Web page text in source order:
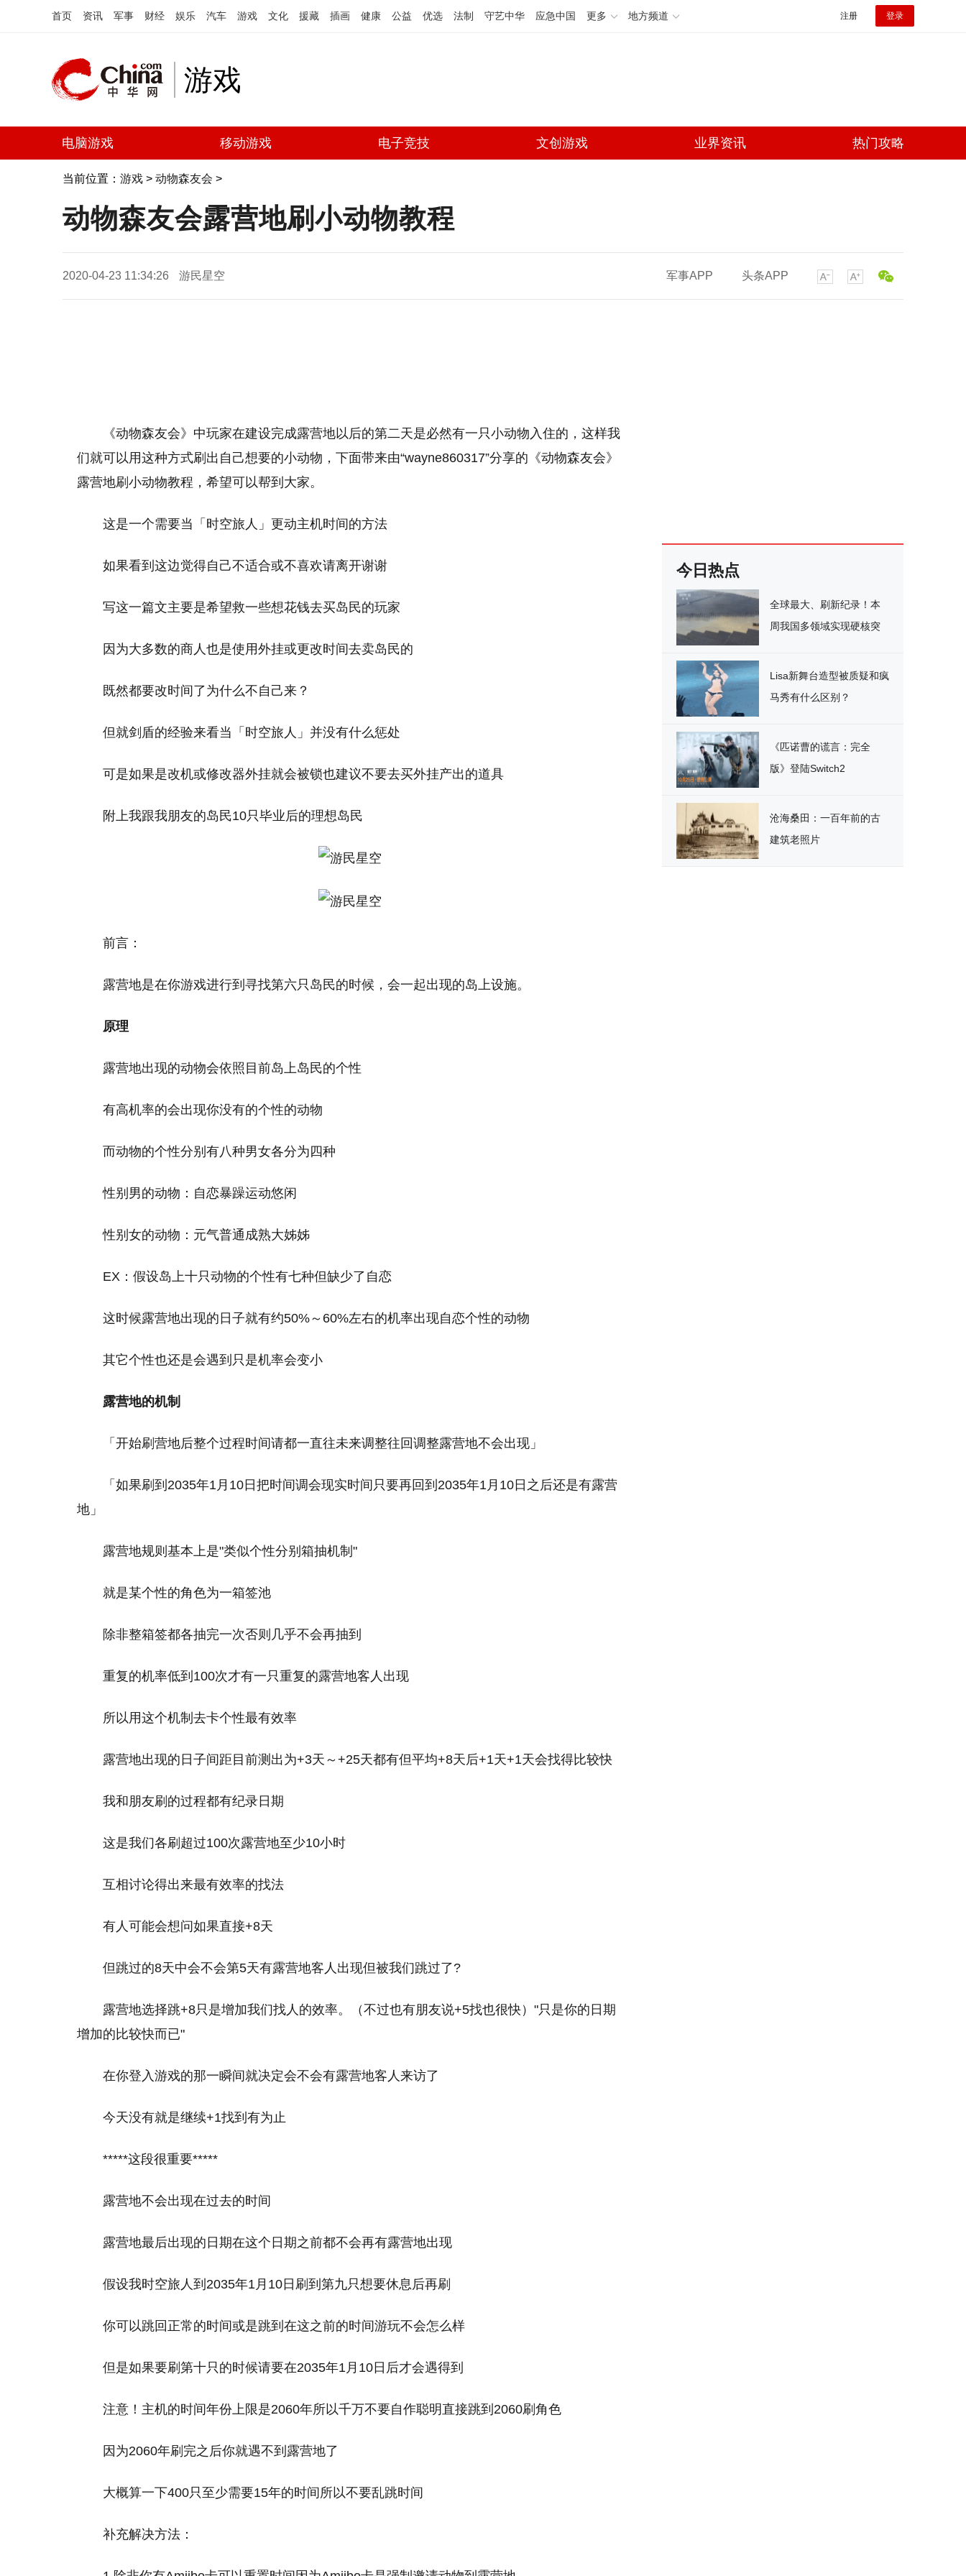
首页 资讯 军事 财经 娱乐 汽车 游戏 文化 援藏 插画 健康 公益 优选 法制 守艺中华 应急中国 更多 地方频道 注册 登录
游戏
电脑游戏 移动游戏 电子竞技 文创游戏 业界资讯 热门攻略
当前位置： 游戏 > 动物森友会 >
动物森友会露营地刷小动物教程
2020-04-23 11:34:26 游民星空 军事APP 头条APP
《动物森友会》中玩家在建设完成露营地以后的第二天是必然有一只小动物入住的，这样我
们就可以用这种方式刷出自己想要的小动物，下面带来由“wayne860317”分享的《动物森友会》
露营地刷小动物教程，希望可以帮到大家。
这是一个需要当「时空旅人」更动主机时间的方法
如果看到这边觉得自己不适合或不喜欢请离开谢谢
写这一篇文主要是希望救一些想花钱去买岛民的玩家
因为大多数的商人也是使用外挂或更改时间去卖岛民的
既然都要改时间了为什么不自己来？
但就剑盾的经验来看当「时空旅人」并没有什么惩处
可是如果是改机或修改器外挂就会被锁也建议不要去买外挂产出的道具
附上我跟我朋友的岛民10只毕业后的理想岛民
前言：
露营地是在你游戏进行到寻找第六只岛民的时候，会一起出现的岛上设施。
原理
露营地出现的动物会依照目前岛上岛民的个性
有高机率的会出现你没有的个性的动物
而动物的个性分别有八种男女各分为四种
性别男的动物：自恋暴躁运动悠闲
性别女的动物：元气普通成熟大姊姊
EX：假设岛上十只动物的个性有七种但缺少了自恋
这时候露营地出现的日子就有约50%～60%左右的机率出现自恋个性的动物
其它个性也还是会遇到只是机率会变小
露营地的机制
「开始刷营地后整个过程时间请都一直往未来调整往回调整露营地不会出现」
「如果刷到2035年1月10日把时间调会现实时间只要再回到2035年1月10日之后还是有露营
地」
露营地规则基本上是"类似个性分别箱抽机制"
就是某个性的角色为一箱签池
除非整箱签都各抽完一次否则几乎不会再抽到
重复的机率低到100次才有一只重复的露营地客人出现
所以用这个机制去卡个性最有效率
露营地出现的日子间距目前测出为+3天～+25天都有但平均+8天后+1天+1天会找得比较快
我和朋友刷的过程都有纪录日期
这是我们各刷超过100次露营地至少10小时
互相讨论得出来最有效率的找法
有人可能会想问如果直接+8天
但跳过的8天中会不会第5天有露营地客人出现但被我们跳过了?
露营地选择跳+8只是增加我们找人的效率。（不过也有朋友说+5找也很快）"只是你的日期
增加的比较快而已"
在你登入游戏的那一瞬间就决定会不会有露营地客人来访了
今天没有就是继续+1找到有为止
*****这段很重要*****
露营地不会出现在过去的时间
露营地最后出现的日期在这个日期之前都不会再有露营地出现
假设我时空旅人到2035年1月10日刷到第九只想要休息后再刷
你可以跳回正常的时间或是跳到在这之前的时间游玩不会怎么样
但是如果要刷第十只的时候请要在2035年1月10日后才会遇得到
注意！主机的时间年份上限是2060年所以千万不要自作聪明直接跳到2060刷角色
因为2060年刷完之后你就遇不到露营地了
大概算一下400只至少需要15年的时间所以不要乱跳时间
补充解决方法：
今日热点
全球最大、刷新纪录！本
周我国多领域实现硬核突
Lisa新舞台造型被质疑和疯
马秀有什么区别？
《匹诺曹的谎言：完全
版》登陆Switch2
沧海桑田：一百年前的古
建筑老照片